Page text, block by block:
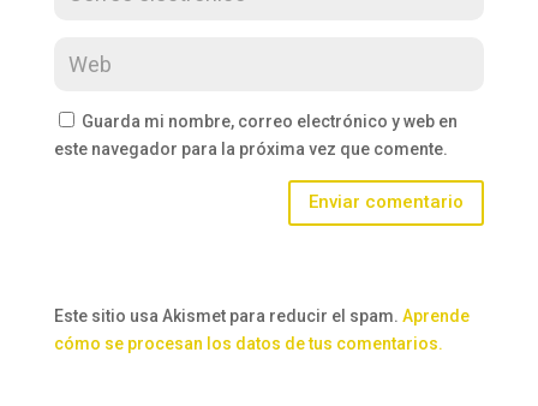
Guarda mi nombre, correo electrónico y web en
este navegador para la próxima vez que comente.
Enviar comentario
Este sitio usa Akismet para reducir el spam. Aprende
cómo se procesan los datos de tus comentarios.